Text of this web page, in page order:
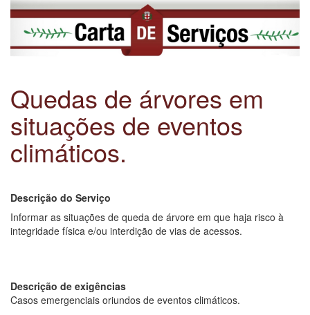
Quedas de árvores em
situações de eventos
climáticos.
Descrição do Serviço
Informar as situações de queda de árvore em que haja risco à
integridade física e/ou interdição de vias de acessos.
Descrição de exigências
Casos emergenciais oriundos de eventos climáticos.